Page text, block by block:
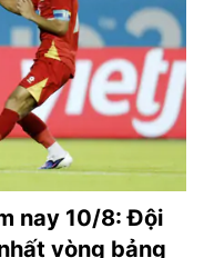
nay 10/8: Đội
vòng bảng